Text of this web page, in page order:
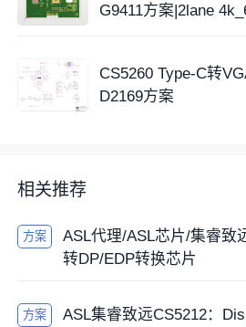
G9411方案|2lane
CS5260 Type-C转
D2169方案
相关推荐
方案
ASL代理/ASL芯片/集睿致
转DP/EDP转换芯片
方案
ASL集睿致远CS5212：